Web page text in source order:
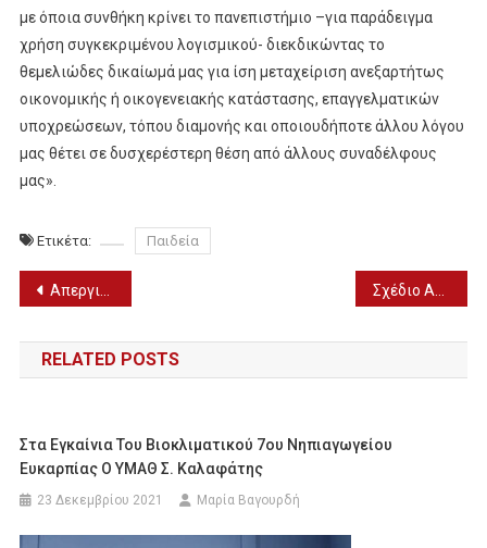
με όποια συνθήκη κρίνει το πανεπιστήμιο –για παράδειγμα
χρήση συγκεκριμένου λογισμικού- διεκδικώντας το
θεμελιώδες δικαίωμά μας για ίση μεταχείριση ανεξαρτήτως
οικονομικής ή οικογενειακής κατάστασης, επαγγελματικών
υποχρεώσεων, τόπου διαμονής και οποιουδήποτε άλλου λόγου
μας θέτει σε δυσχερέστερη θέση από άλλους συναδέλφους
μας».
Ετικέτα: Παιδεία
Πλοήγηση
άρθρων
Απεργιακές κινητοποιήσεις από τους νοσοκομειακούς γιατρούς – Αναβολή τακτικών χειρουργείων και ιατρείων
RELATED POSTS
Στα Εγκαίνια Του Βιοκλιματικού 7ου Νηπιαγωγείου
Ευκαρπίας Ο ΥΜΑΘ Σ. Καλαφάτης
23 Δεκεμβρίου 2021 Μαρία Βαγουρδή